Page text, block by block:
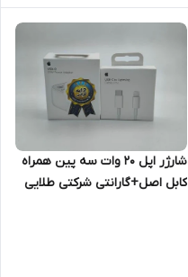
شارژر اپل 20 وات سه پین همراه
کابل اصل+گارانتی شرکتی طلایی